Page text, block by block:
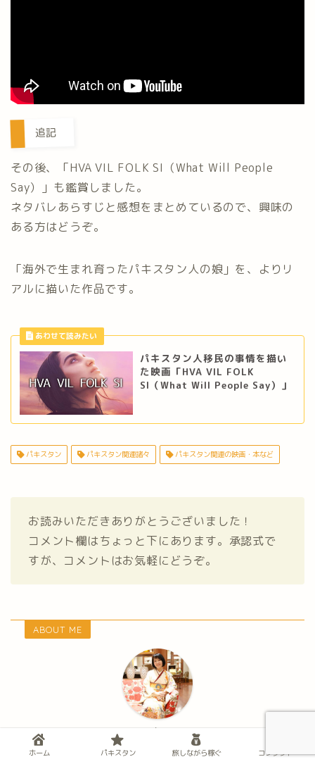
追記
その後、「HVA VIL FOLK SI（What Will People
Say）」も鑑賞しました。
ネタバレあらすじと感想をまとめているので、興味の
ある方はどうぞ。
「海外で生まれ育ったパキスタン人の娘」を、よりリ
アルに描いた作品です。
パキスタン人移民の事情を描い
た映画「HVA VIL FOLK
SI（What Will People Say）」
パキスタン パキスタン関連諸々 パキスタン関連の映画・本など
お読みいただきありがとうございました！
コメント欄はちょっと下にあります。承認式で
すが、コメントはお気軽にどうぞ。
ABOUT ME
ホーム パキスタン 旅しながら稼ぐ コンタクト